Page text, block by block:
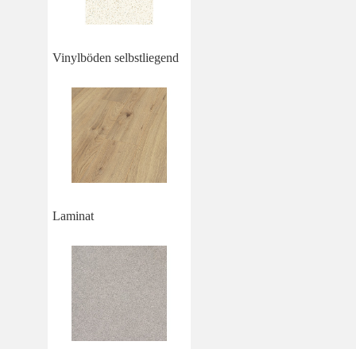
Vinylböden selbstliegend
Laminat